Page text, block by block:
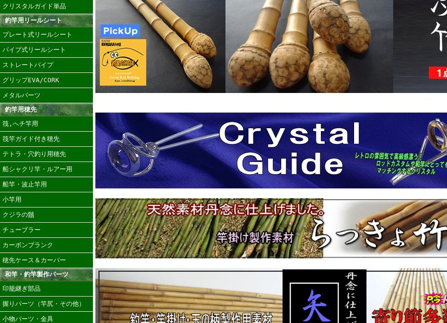
クリスタルガイド単品
釣竿用リールシート
プレート式リールシート
パイプ式リールシート
ストレートパイプ
グリップEVA/CORK
メタルパーツ
釣竿用穂先
筏,へチ竿用
筏竿ガイド付き穂先
テトラ・穴釣り用穂先
船シャクリ竿・ルアー用
船竿・波止竿用
小竿用
クジラの鬚
チューブラー
カーボンブランク
穂先ケース＆カーバー
和竿・釣竿製作パーツ
印籠継ぎ部品
握りパーツ（竿尻・その他）
小物パーツ・金具